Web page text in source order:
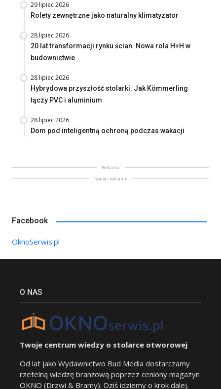
29 lipiec 2026
Rolety zewnętrzne jako naturalny klimatyzator
28 lipiec 2026
20 lat transformacji rynku ścian. Nowa rola H+H w
budownictwie
28 lipiec 2026
Hybrydowa przyszłość stolarki. Jak Kömmerling
łączy PVC i aluminium
28 lipiec 2026
Dom pod inteligentną ochroną podczas wakacji
Reklama
Koniec reklamy
Facebook
OknoSerwis.pl
O NAS
Twoje centrum wiedzy o stolarce otworowej
Od lat jako Wydawnictwo Bud Media dostarczamy
rzetelną wiedzę branżową poprzez ceniony magazyn
OKNO (Drzwi & Bramy). Dziś idziemy o krok dalej.